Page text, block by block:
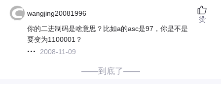
wangjing20081996
你的二进制码是啥意思？比如a的asc是97，你是不是
要变为1100001？
2008-11-09
赞
——到底了——